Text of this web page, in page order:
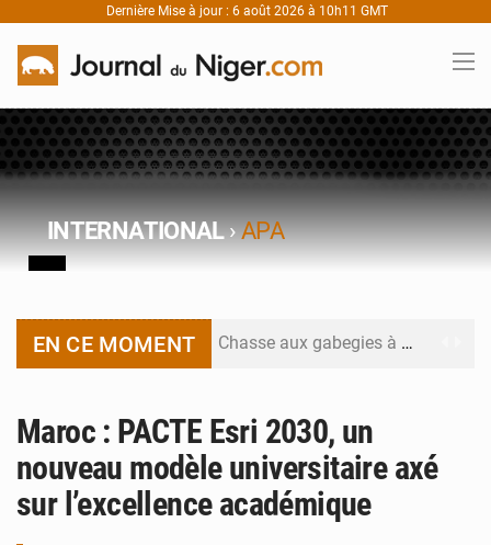
Dernière Mise à jour : 6 août 2026 à 10h11 GMT
INTERNATIONAL›APA
EN CE MOMENT Chasse aux gabegies à Niamey : 74 milliards de FCFA recouvrés par la COLDEFF
Maroc : PACTE Esri 2030, un
nouveau modèle universitaire axé
sur l’excellence académique